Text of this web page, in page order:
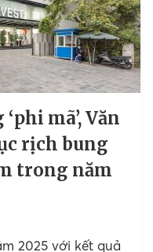
mã’, Văn
rịch bung
trong năm
2025 với kết quả